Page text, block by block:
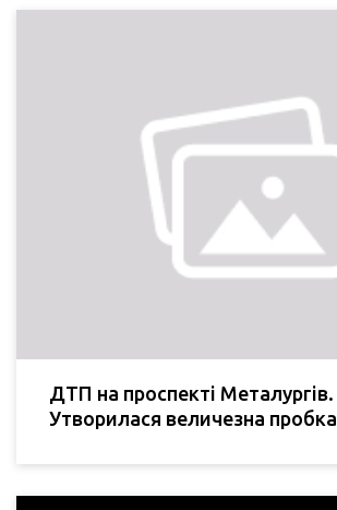
ДТП на проспекті Металургів.
Утворилася величезна пробка